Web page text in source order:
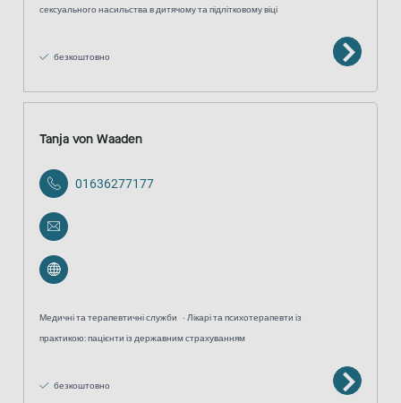
сексуального насильства в дитячому та підлітковому віці
безкоштовно
Tanja von Waaden
01636277177
Медичні та терапевтичні служби
Лікарі та психотерапевти із
практикою: пацієнти із державним страхуванням
безкоштовно